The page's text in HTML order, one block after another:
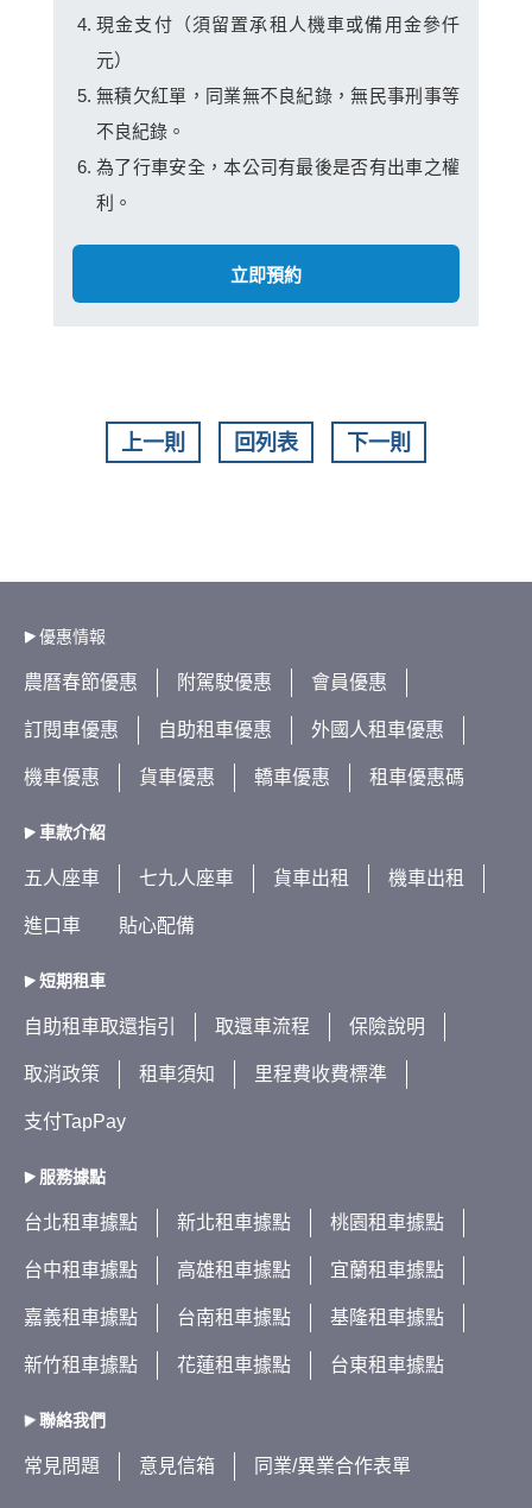
現金支付（須留置承租人機車或備用金參仟
元）
無積欠紅單，同業無不良紀錄，無民事刑事等
不良紀錄。
為了行車安全，本公司有最後是否有出車之權
利。
立即預約
上一則 回列表 下一則
優惠情報
農曆春節優惠 附駕駛優惠 會員優惠
訂閱車優惠 自助租車優惠 外國人租車優惠
機車優惠 貨車優惠 轎車優惠 租車優惠碼
車款介紹
五人座車 七九人座車 貨車出租 機車出租
進口車 貼心配備
短期租車
自助租車取還指引 取還車流程 保險說明
取消政策 租車須知 里程費收費標準
支付TapPay
服務據點
台北租車據點 新北租車據點 桃園租車據點
台中租車據點 高雄租車據點 宜蘭租車據點
嘉義租車據點 台南租車據點 基隆租車據點
新竹租車據點 花蓮租車據點 台東租車據點
聯絡我們
常見問題 意見信箱 同業/異業合作表單